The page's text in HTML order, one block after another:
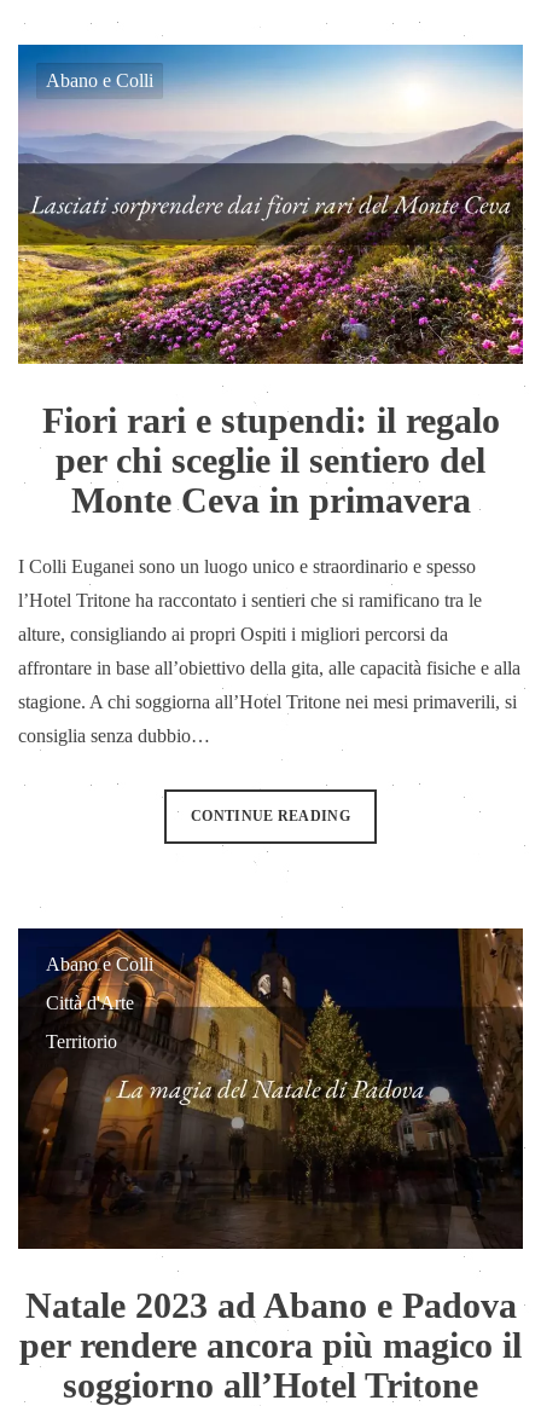
Abano e Colli
Fiori rari e stupendi: il regalo
per chi sceglie il sentiero del
Monte Ceva in primavera
I Colli Euganei sono un luogo unico e straordinario e spesso
l’Hotel Tritone ha raccontato i sentieri che si ramificano tra le
alture, consigliando ai propri Ospiti i migliori percorsi da
affrontare in base all’obiettivo della gita, alle capacità fisiche e alla
stagione. A chi soggiorna all’Hotel Tritone nei mesi primaverili, si
consiglia senza dubbio…
CONTINUE READING
Abano e Colli
Città d'Arte
Territorio
Natale 2023 ad Abano e Padova
per rendere ancora più magico il
soggiorno all’Hotel Tritone